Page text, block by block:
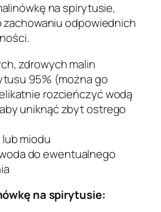
na spirytusie,
zachowaniu odpowiednich
zdrowych malin
95% (można go
rozcieńczyć wodą
uniknąć zbyt ostrego
miodu
do ewentualnego
na spirytusie: